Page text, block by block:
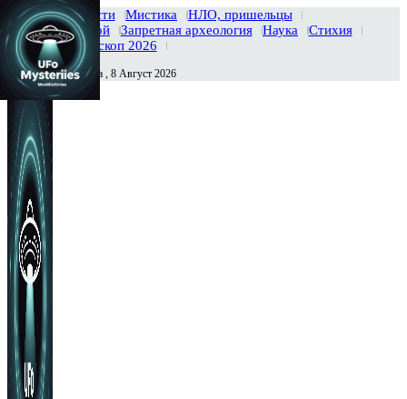
Главная Новости Мистика
НЛО, пришельцы
Тайны вселенной
Запретная археология Наука
Стихия
История
Гороскоп 2026
Сегодня Суббота , 8 Август 2026